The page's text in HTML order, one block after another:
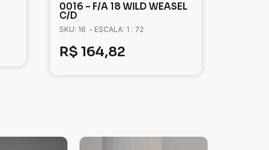
0016 – F/A 18 WILD WEASEL
C/D
SKU: 16 - ESCALA: 1 : 72
R$ 164,82